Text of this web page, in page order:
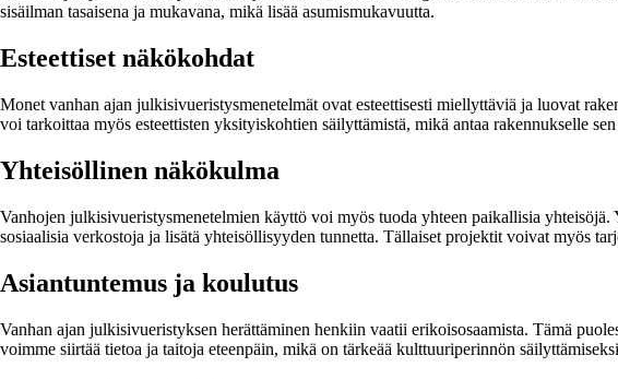
sisäilman tasaisena ja mukavana, mikä lisää asumismukavuutta.
Esteettiset näkökohdat
Monet vanhan ajan julkisivueristysmenetelmät ovat esteettisesti miellyttäviä ja luovat
voi tarkoittaa myös esteettisten yksityiskohtien säilyttämistä, mikä antaa rakennukselle
Yhteisöllinen näkökulma
Vanhojen julkisivueristysmenetelmien käyttö voi myös tuoda yhteen paikallisia
sosiaalisia verkostoja ja lisätä yhteisöllisyyden tunnetta. Tällaiset projektit voivat myös
Asiantuntemus ja koulutus
Vanhan ajan julkisivueristyksen herättäminen henkiin vaatii erikoisosaamista. Tämä
voimme siirtää tietoa ja taitoja eteenpäin, mikä on tärkeää kulttuuriperinnön